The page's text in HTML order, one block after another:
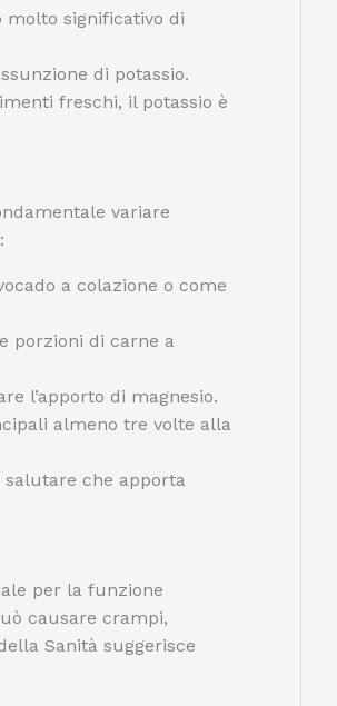
significativo di
di potassio.
freschi, il potassio è
variare
a colazione o come
porzioni di carne a
l’apporto di magnesio.
almeno tre volte alla
salutare che apporta
per la funzione
causare crampi,
Sanità suggerisce